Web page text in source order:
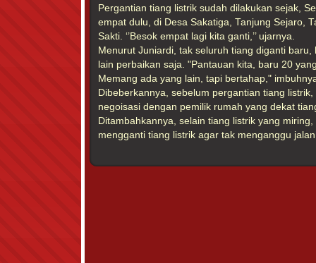
Pergantian tiang listrik sudah dilakukan sejak,
empat dulu, di Desa Sakatiga, Tanjung Sejaro,
Sakti. ‘’Besok empat lagi kita ganti,’’ ujarnya.
Menurut Juniardi, tak seluruh tiang diganti
lain perbaikan saja. "Pantauan kita, baru 20
Memang ada yang lain, tapi bertahap,"
Dibeberkannya, sebelum pergantian tiang
negoisasi dengan pemilik rumah yang dekat
Ditambahkannya, selain tiang listrik yang
mengganti tiang listrik agar tak menganggu